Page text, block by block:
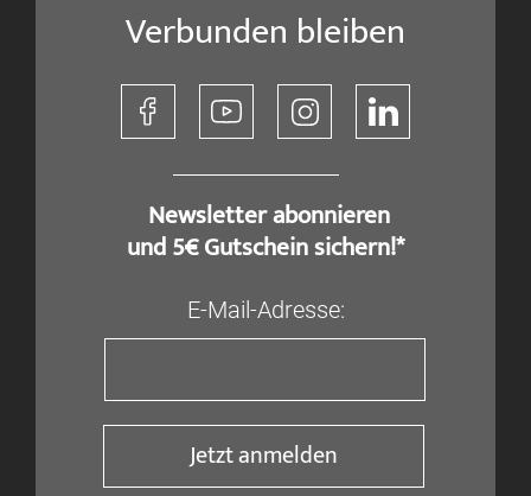
Verbunden bleiben
​ Newsletter abonnieren
und 5€ Gutschein sichern!*
E-Mail-Adresse:
Jetzt anmelden